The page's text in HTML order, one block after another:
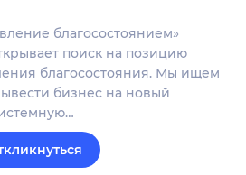
благосостоянием»
поиск на позицию
благосостояния. Мы ищем
бизнес на новый